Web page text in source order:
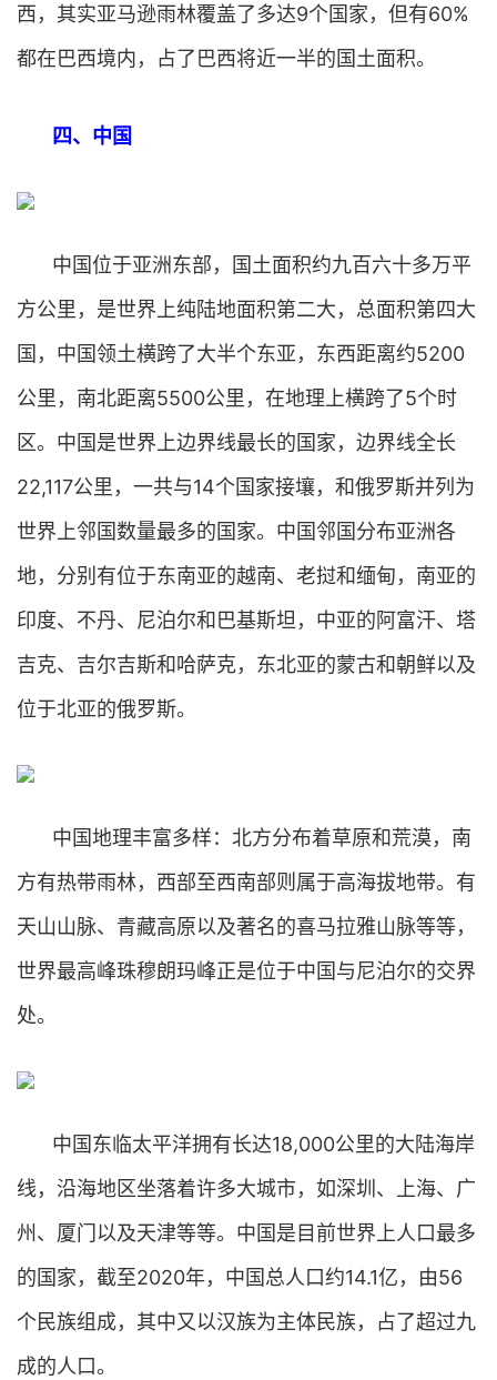
西，其实亚马逊雨林覆盖了多达9个国家，但有60%
都在巴西境内，占了巴西将近一半的国土面积。
四、中国
中国位于亚洲东部，国土面积约九百六十多万平
方公里，是世界上纯陆地面积第二大，总面积第四大
国，中国领土横跨了大半个东亚，东西距离约5200
公里，南北距离5500公里，在地理上横跨了5个时
区。中国是世界上边界线最长的国家，边界线全长
22,117公里，一共与14个国家接壤，和俄罗斯并列为
世界上邻国数量最多的国家。中国邻国分布亚洲各
地，分别有位于东南亚的越南、老挝和缅甸，南亚的
印度、不丹、尼泊尔和巴基斯坦，中亚的阿富汗、塔
吉克、吉尔吉斯和哈萨克，东北亚的蒙古和朝鲜以及
位于北亚的俄罗斯。
中国地理丰富多样：北方分布着草原和荒漠，南
方有热带雨林，西部至西南部则属于高海拔地带。有
天山山脉、青藏高原以及著名的喜马拉雅山脉等等，
世界最高峰珠穆朗玛峰正是位于中国与尼泊尔的交界
处。
中国东临太平洋拥有长达18,000公里的大陆海岸
线，沿海地区坐落着许多大城市，如深圳、上海、广
州、厦门以及天津等等。中国是目前世界上人口最多
的国家，截至2020年，中国总人口约14.1亿，由56
个民族组成，其中又以汉族为主体民族，占了超过九
成的人口。